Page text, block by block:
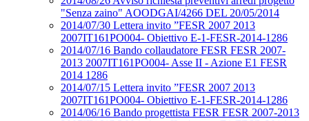
"Senza zaino" AOODGAI/4266 DEL 20/05/2014
2014/07/30 Lettera invito ”FESR 2007 2013
2007IT161PO004- Obiettivo E-1-FESR-2014-1286
2014/07/16 Bando collaudatore FESR FESR 2007-
2013 2007IT161PO004- Asse II - Azione E1 FESR
2014 1286
2014/07/15 Lettera invito ”FESR 2007 2013
2007IT161PO004- Obiettivo E-1-FESR-2014-1286
2014/06/16 Bando progettista FESR FESR 2007-2013